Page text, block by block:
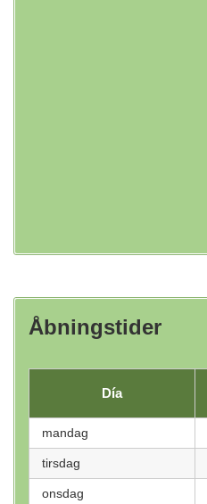
Åbningstider
Día
mandag
tirsdag
onsdag